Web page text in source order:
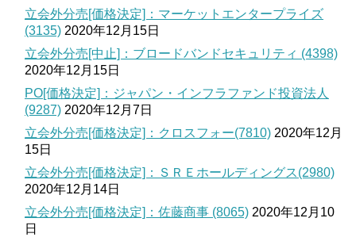
立会外分売[価格決定]：マーケットエンタープライズ
(3135) 2020年12月15日
立会外分売[中止]：ブロードバンドセキュリティ (4398)
2020年12月15日
PO[価格決定]：ジャパン・インフラファンド投資法人
(9287) 2020年12月7日
立会外分売[価格決定]：クロスフォー(7810) 2020年12月
15日
立会外分売[価格決定]：ＳＲＥホールディングス(2980)
2020年12月14日
立会外分売[価格決定]：佐藤商事 (8065) 2020年12月10
日